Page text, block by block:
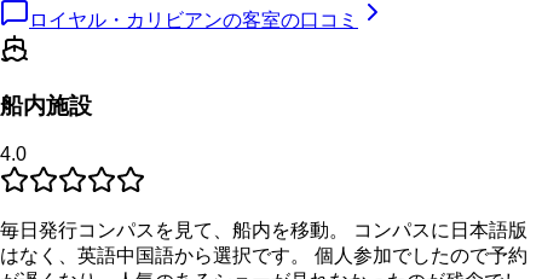
ロイヤル・カリビアンの客室の口コミ
船内施設
4.0
毎日発行コンパスを見て、船内を移動。 コンパスに日本語版
はなく、英語中国語から選択です。 個人参加でしたので予約